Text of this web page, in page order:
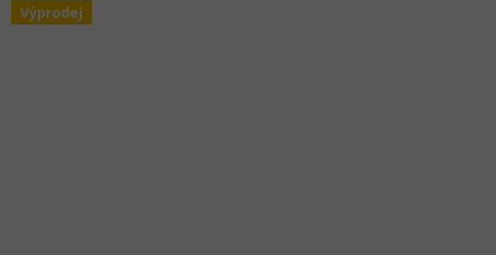
Výprodej